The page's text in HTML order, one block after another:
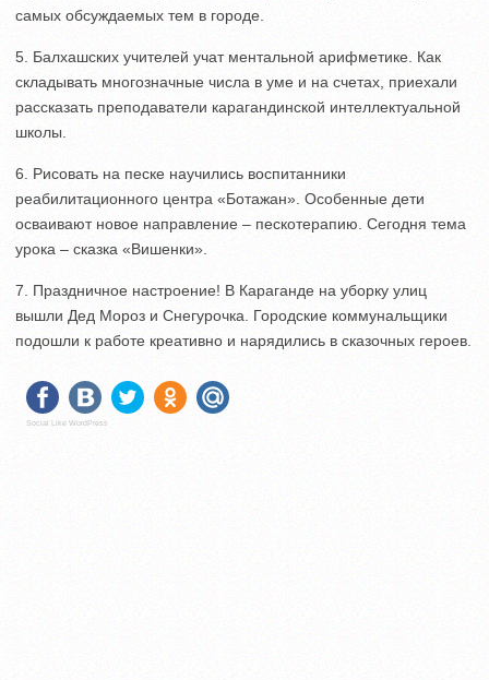
самых обсуждаемых тем в городе.
5. Балхашских учителей учат ментальной арифметике. Как
складывать многозначные числа в уме и на счетах, приехали
рассказать преподаватели карагандинской интеллектуальной
школы.
6. Рисовать на песке научились воспитанники
реабилитационного центра «Ботажан». Особенные дети
осваивают новое направление – пескотерапию. Сегодня тема
урока – сказка «Вишенки».
7. Праздничное настроение! В Караганде на уборку улиц
вышли Дед Мороз и Снегурочка. Городские коммунальщики
подошли к работе креативно и нарядились в сказочных героев.
Social Like WordPress